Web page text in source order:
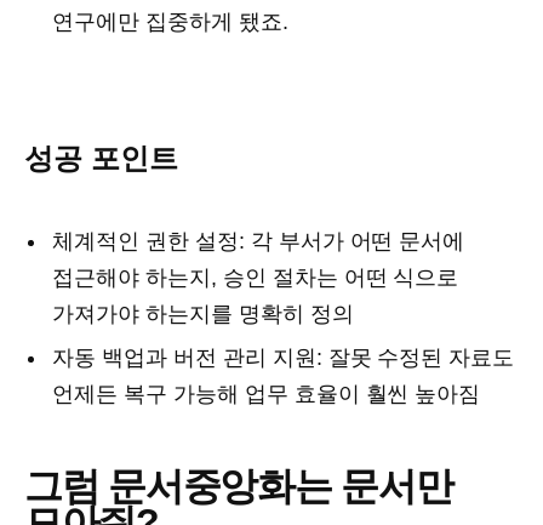
연구에만 집중하게 됐죠.
성공 포인트
체계적인 권한 설정: 각 부서가 어떤 문서에
접근해야 하는지, 승인 절차는 어떤 식으로
가져가야 하는지를 명확히 정의
자동 백업과 버전 관리 지원: 잘못 수정된 자료도
언제든 복구 가능해 업무 효율이 훨씬 높아짐
그럼 문서중앙화는 문서만